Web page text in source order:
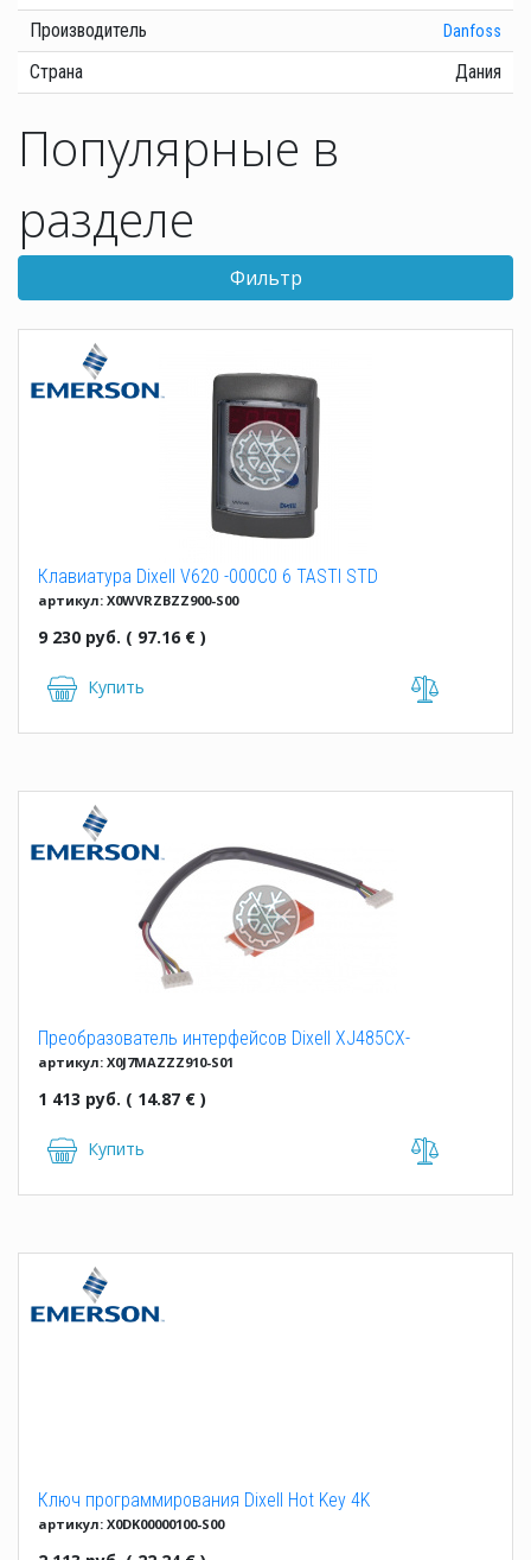
Производитель
Danfoss
Страна Дания
Популярные в
разделе
Фильтр
Клавиатура Dixell V620 -000C0 6 TASTI STD
артикул: X0WVRZBZZ900-S00
9 230 руб. ( 97.16 € )
Купить
Преобразователь интерфейсов Dixell XJ485CX-
00000+CAB/RS 0.2MT
артикул: X0J7MAZZZ910-S01
1 413 руб. ( 14.87 € )
Купить
Ключ программирования Dixell Hot Key 4K
артикул: X0DK00000100-S00